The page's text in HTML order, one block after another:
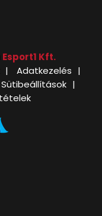
Esport1 Kft.
Adatkezelés
Sütibeállítások